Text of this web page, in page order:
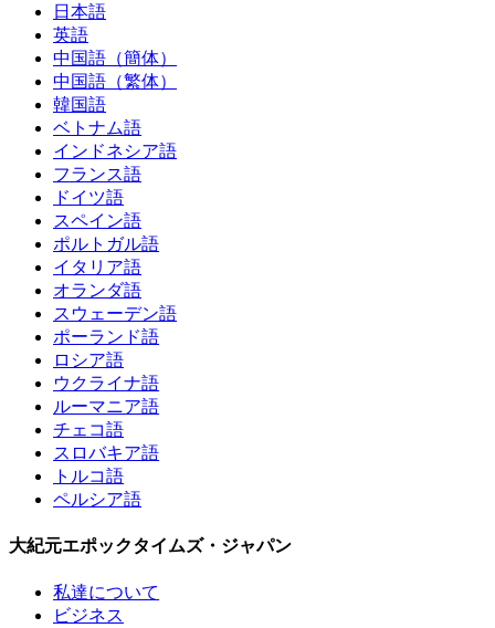
日本語
英語
中国語（簡体）
中国語（繁体）
韓国語
ベトナム語
インドネシア語
フランス語
ドイツ語
スペイン語
ポルトガル語
イタリア語
オランダ語
スウェーデン語
ポーランド語
ロシア語
ウクライナ語
ルーマニア語
チェコ語
スロバキア語
トルコ語
ペルシア語
大紀元エポックタイムズ・ジャパン
私達について
ビジネス